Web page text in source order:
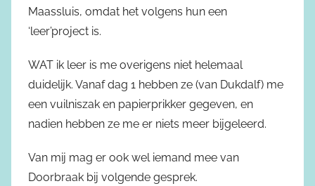
Maassluis, omdat het volgens hun een
‘leer’project is.
WAT ik leer is me overigens niet helemaal
duidelijk. Vanaf dag 1 hebben ze (van Dukdalf) me
een vuilniszak en papierprikker gegeven, en
nadien hebben ze me er niets meer bijgeleerd.
Van mij mag er ook wel iemand mee van
Doorbraak bij volgende gesprek.